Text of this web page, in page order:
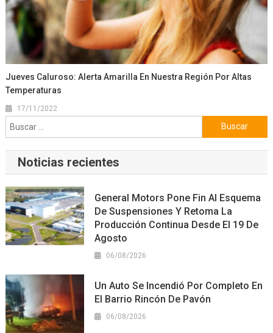
Jueves Caluroso: Alerta Amarilla En Nuestra Región Por Altas
Temperaturas
17/11/2022
Buscar:
Noticias recientes
General Motors Pone Fin Al Esquema
De Suspensiones Y Retoma La
Producción Continua Desde El 19 De
Agosto
06/08/2026
Un Auto Se Incendió Por Completo En
El Barrio Rincón De Pavón
06/08/2026